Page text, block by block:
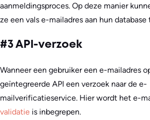
aanmeldingsproces. Op deze manier
ze een vals e-mailadres aan hun database
#3 API-verzoek
Wanneer een gebruiker een e-mailadres
geïntegreerde API een verzoek naar de e-
mailverificatieservice. Hier wordt het e-
validatie is inbegrepen.